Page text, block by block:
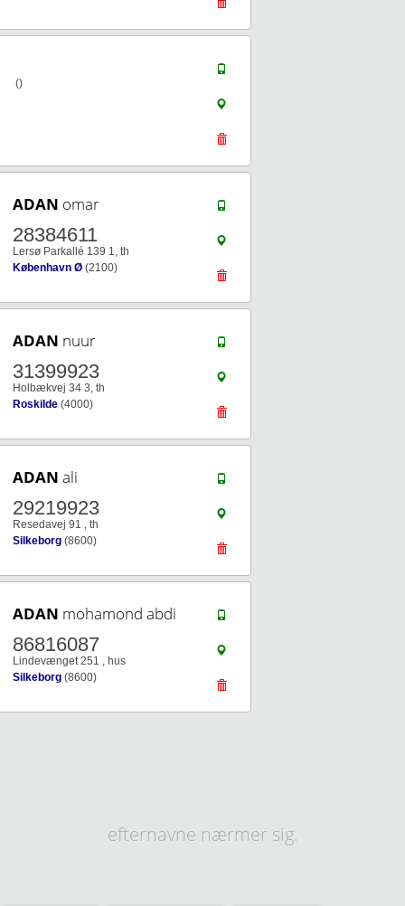
()
ADAN omar
28384611
Lersø Parkallé 139 1, th
København Ø (2100)
ADAN nuur
31399923
Holbækvej 34 3, th
Roskilde (4000)
ADAN ali
29219923
Resedavej 91 , th
Silkeborg (8600)
ADAN mohamond abdi
86816087
Lindevænget 251 , hus
Silkeborg (8600)
efternavne nærmer sig.